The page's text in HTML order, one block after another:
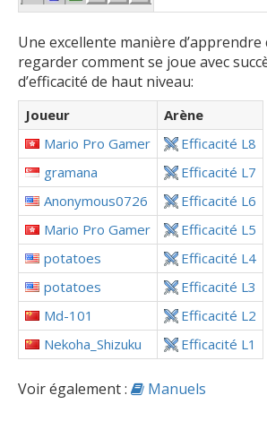
Une excellente manière d’apprendre
regarder comment se joue avec
d’efficacité de haut niveau:
Joueur
Arène
Mario Pro Gamer
Efficacité L8
gramana
Efficacité L7
Anonymous0726
Efficacité L6
Mario Pro Gamer
Efficacité L5
potatoes
Efficacité L4
potatoes
Efficacité L3
Md-101
Efficacité L2
Nekoha_Shizuku
Efficacité L1
Voir également : Manuels